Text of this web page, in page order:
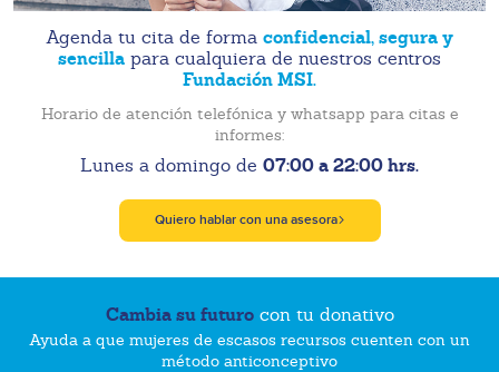
Agenda tu cita de forma confidencial, segura y
sencilla para cualquiera de nuestros centros
Fundación MSI.
Horario de atención telefónica y whatsapp para citas e
informes:
Lunes a domingo de 07:00 a 22:00 hrs.
Quiero hablar con una asesora
Cambia su futurocon tu donativo
Ayuda a que mujeres de escasos recursos cuenten con un
método anticonceptivo